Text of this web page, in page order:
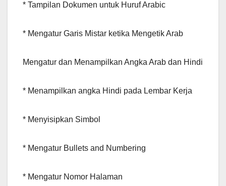
* Tampilan Dokumen untuk Huruf Arabic
* Mengatur Garis Mistar ketika Mengetik Arab
Mengatur dan Menampilkan Angka Arab dan Hindi
* Menampilkan angka Hindi pada Lembar Kerja
* Menyisipkan Simbol
* Mengatur Bullets and Numbering
* Mengatur Nomor Halaman